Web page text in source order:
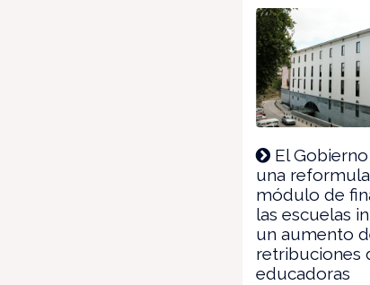
El
una
módulo de
las escuelas
un aumento
retribuciones
educadoras